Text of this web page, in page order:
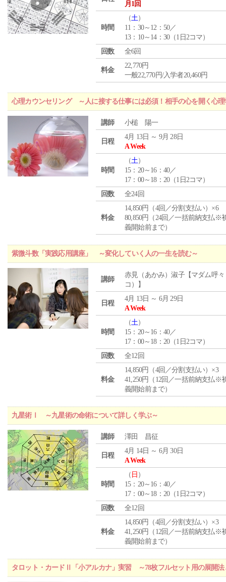
月1回
時間
（土）
11：30～12：50／
13：10～14：30（1日2コマ）
回数
全6回
料金
22,770円
一般22,770円/入学者20,460円
心理カウンセリング ～人に接する仕事には必須！相手の心を開く心理
講師 小槌 陽一
日程
4月 13日 ～ 9月 28日
A Week
時間
（土）
15：20～16：40／
17：00～18：20（1日2コマ）
回数
全24回
料金
14,850円（4回／分割支払い）×6
80,850円（24回／一括前納支払※
義開始前まで）
紫微斗数「実践応用講座」 ～変化していく人の一生を読む～
講師
赤見（あかみ）淑子【マダム呼々
コ）】
日程
4月 13日 ～ 6月 29日
A Week
時間
（土）
15：20～16：40／
17：00～18：20（1日2コマ）
回数
全12回
料金
14,850円（4回／分割支払い）×3
41,250円（12回／一括前納支払※
義開始前まで）
九星術Ⅰ ～九星術の命術について詳しく学ぶ～
講師 澤田 昌征
日程
4月 14日 ～ 6月 30日
A Week
時間
（ 日 ）
15：20～16：40／
17：00～18：20（1日2コマ）
回数
全12回
料金
14,850円（4回／分割支払い）×3
41,250円（12回／一括前納支払※
義開始前まで）
タロット・カードⅡ「小アルカナ」実習 ～78枚フルセット用の展開法